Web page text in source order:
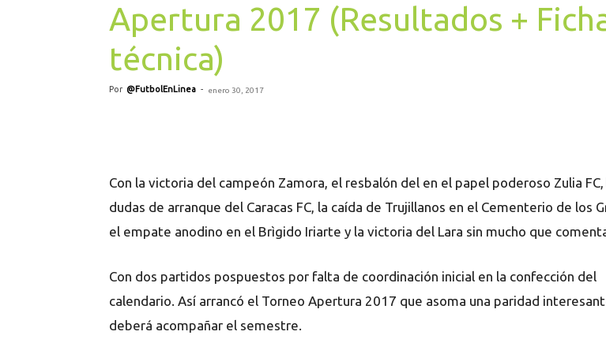
Apertura 2017 (Resultados +
técnica)
Por @FutbolEnLinea - enero 30, 2017
Con la victoria del campeón Zamora, el resbalón del en el papel poderoso Zulia FC,
dudas de arranque del Caracas FC, la caída de Trujillanos en el Cementerio de los
el empate anodino en el Brìgido Iriarte y la victoria del Lara sin mucho que
Con dos partidos pospuestos por falta de coordinación inicial en la confección del
calendario. Así arrancó el Torneo Apertura 2017 que asoma una paridad
deberá acompañar el semestre.